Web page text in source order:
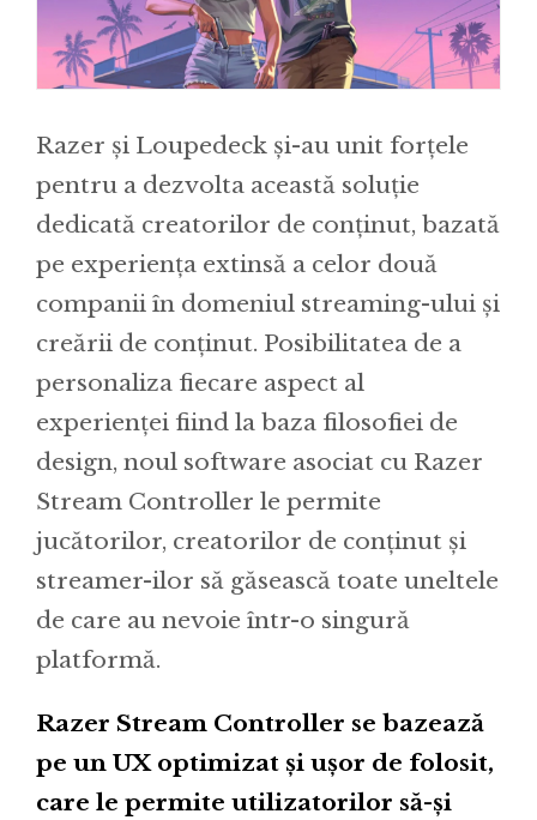
Razer și Loupedeck și-au unit forțele
pentru a dezvolta această soluție
dedicată creatorilor de conținut, bazată
pe experiența extinsă a celor două
companii în domeniul streaming-ului și
creării de conținut. Posibilitatea de a
personaliza fiecare aspect al
experienței fiind la baza filosofiei de
design, noul software asociat cu Razer
Stream Controller le permite
jucătorilor, creatorilor de conținut și
streamer-ilor să găsească toate uneltele
de care au nevoie într-o singură
platformă.
Razer Stream Controller se bazează
pe un UX optimizat și ușor de folosit,
care le permite utilizatorilor să-și